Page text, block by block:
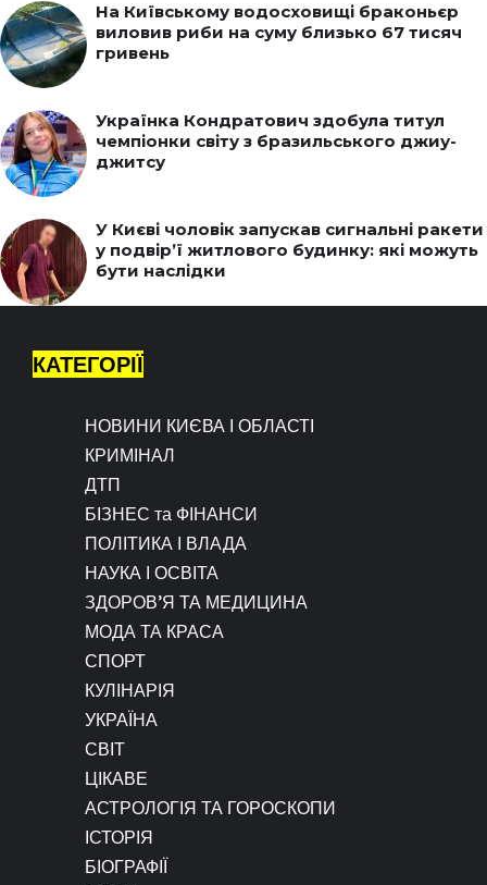
На Київському водосховищі браконьєр
виловив риби на суму близько 67 тисяч
гривень
Українка Кондратович здобула титул
чемпіонки світу з бразильського джиу-
джитсу
У Києві чоловік запускав сигнальні ракети
у подвір’ї житлового будинку: які можуть
бути наслідки
КАТЕГОРІЇ
НОВИНИ КИЄВА І ОБЛАСТІ
КРИМІНАЛ
ДТП
БІЗНЕС та ФІНАНСИ
ПОЛІТИКА І ВЛАДА
НАУКА І ОСВІТА
ЗДОРОВ’Я ТА МЕДИЦИНА
МОДА ТА КРАСА
СПОРТ
КУЛІНАРІЯ
УКРАЇНА
СВІТ
ЦІКАВЕ
АСТРОЛОГІЯ ТА ГОРОСКОПИ
ІСТОРІЯ
БІОГРАФІЇ